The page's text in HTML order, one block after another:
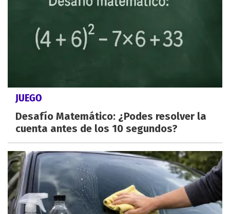
JUEGO
Desafío Matemático: ¿Podes resolver la
cuenta antes de los 10 segundos?